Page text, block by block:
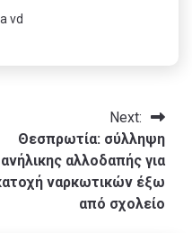
vd
Next:
Θεσπρωτία: σύλληψη
ανήλικης αλλοδαπής για
ναρκωτικών έξω
από σχολείο